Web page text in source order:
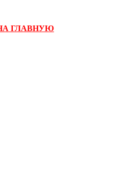
ГЛАВНУЮ